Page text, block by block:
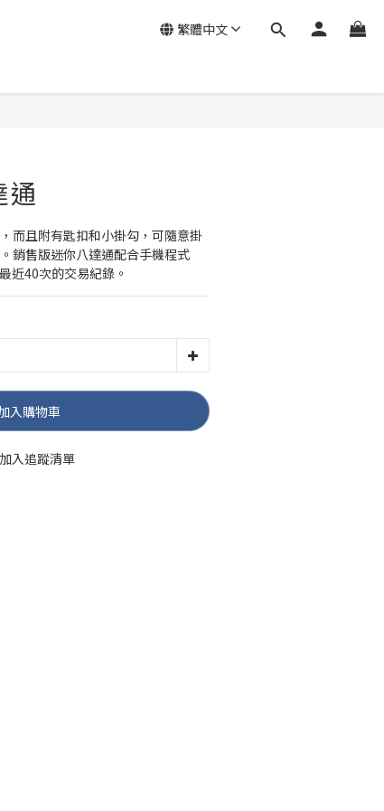
繁體中文
通
而且附有匙扣和小掛勾，可隨意掛
銷售版迷你八達通配合手機程式
近40次的交易紀錄。
入購物車
加入追蹤清單